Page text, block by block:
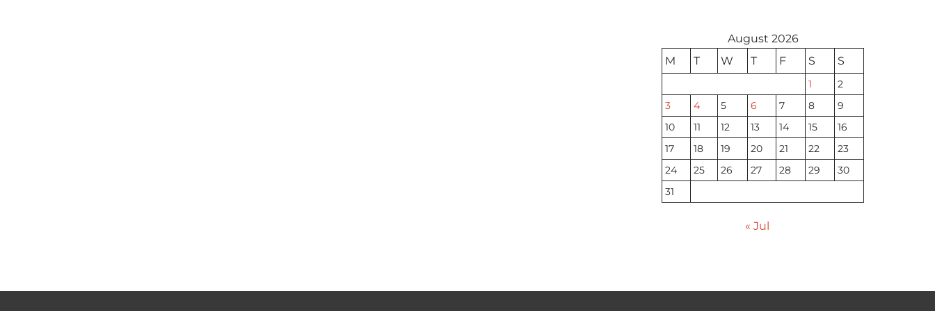
August 2026
M
T W T F S S
1
2
3
4 5 6 7 8
9
10
11 12 13 14 15
16
17
18 19 20 21 22
23
24
25 26 27 28 29
30
31
« Jul